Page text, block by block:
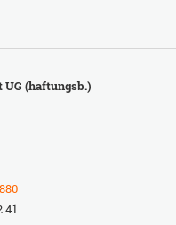
(haftungsb.)
41